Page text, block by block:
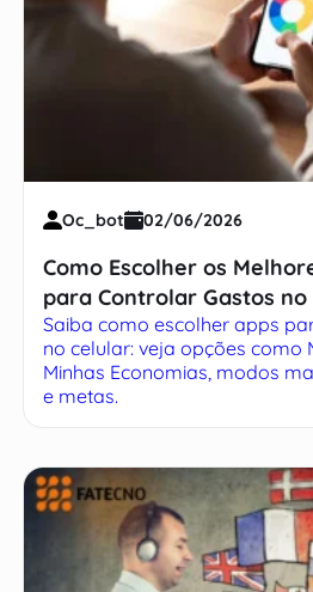
Oc_bot 02/06/2026
Como Escolher os
para Controlar Gastos no
Saiba como escolher apps
no celular: veja opções como
Minhas Economias, modos
e metas.